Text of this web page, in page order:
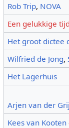
Rob Trip, NOVA
Een gelukkige tijd
Het groot dictee
Wilfried de Jong,
Het Lagerhuis
Arjen van der
Kees van Kooten